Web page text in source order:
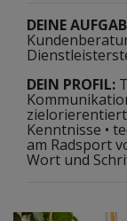
DEINE
DEIN PROFIL:
Kenntnisse •
am Radsport
Wort und